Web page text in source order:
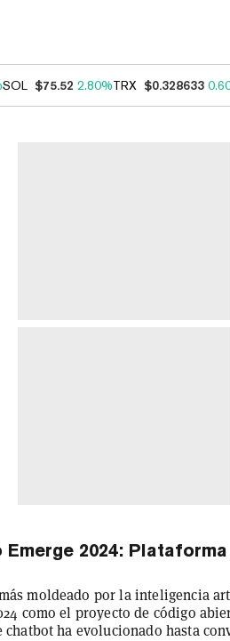
SOL $75.52 2.80%TRX $0.328633
2024:
moldeado por la inteligencia
como el proyecto de código
ha evolucionado hasta